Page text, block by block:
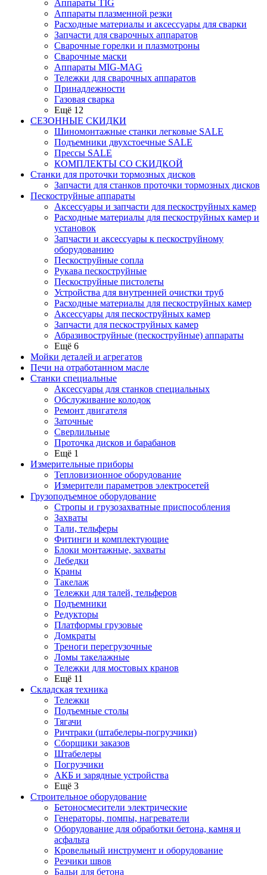
Аппараты TIG
Аппараты плазменной резки
Расходные материалы и аксессуары для сварки
Запчасти для сварочных аппаратов
Сварочные горелки и плазмотроны
Сварочные маски
Аппараты MIG-MAG
Тележки для сварочных аппаратов
Принадлежности
Газовая сварка
Ещё 12
СЕЗОННЫЕ СКИДКИ
Шиномонтажные станки легковые SALE
Подъемники двухстоечные SALE
Прессы SALE
КОМПЛЕКТЫ СО СКИДКОЙ
Станки для проточки тормозных дисков
Запчасти для станков проточки тормозных дисков
Пескоструйные аппараты
Аксессуары и запчасти для пескоструйных камер
Расходные материалы для пескоструйных камер и
установок
Запчасти и аксессуары к пескоструйному
оборудованию
Пескоструйные сопла
Рукава пескоструйные
Пескоструйные пистолеты
Устройства для внутренней очистки труб
Расходные материалы для пескоструйных камер
Аксессуары для пескоструйных камер
Запчасти для пескоструйных камер
Абразивоструйные (пескоструйные) аппараты
Ещё 6
Мойки деталей и агрегатов
Печи на отработанном масле
Станки специальные
Аксессуары для станков специальных
Обслуживание колодок
Ремонт двигателя
Заточные
Сверлильные
Проточка дисков и барабанов
Ещё 1
Измерительные приборы
Тепловизионное оборудование
Измерители параметров электросетей
Грузоподъемное оборудование
Стропы и грузозахватные приспособления
Захваты
Тали, тельферы
Фитинги и комплектующие
Блоки монтажные, захваты
Лебедки
Краны
Такелаж
Тележки для талей, тельферов
Подъемники
Редукторы
Платформы грузовые
Домкраты
Треноги перегрузочные
Ломы такелажные
Тележки для мостовых кранов
Ещё 11
Складская техника
Тележки
Подъемные столы
Тягачи
Ричтраки (штабелеры-погрузчики)
Сборщики заказов
Штабелеры
Погрузчики
АКБ и зарядные устройства
Ещё 3
Строительное оборудование
Бетоносмесители электрические
Генераторы, помпы, нагреватели
Оборудование для обработки бетона, камня и
асфальта
Кровельный инструмент и оборудование
Резчики швов
Бадьи для бетона